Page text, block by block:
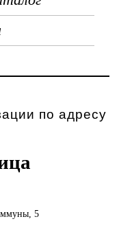
по адресу
5